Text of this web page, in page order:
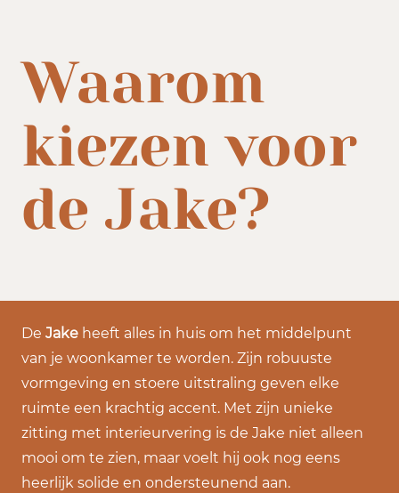
Waarom
kiezen voor
de Jake?
De Jake heeft alles in huis om het middelpunt
van je woonkamer te worden. Zijn robuuste
vormgeving en stoere uitstraling geven elke
ruimte een krachtig accent. Met zijn unieke
zitting met interieurvering is de Jake niet alleen
mooi om te zien, maar voelt hij ook nog eens
heerlijk solide en ondersteunend aan.